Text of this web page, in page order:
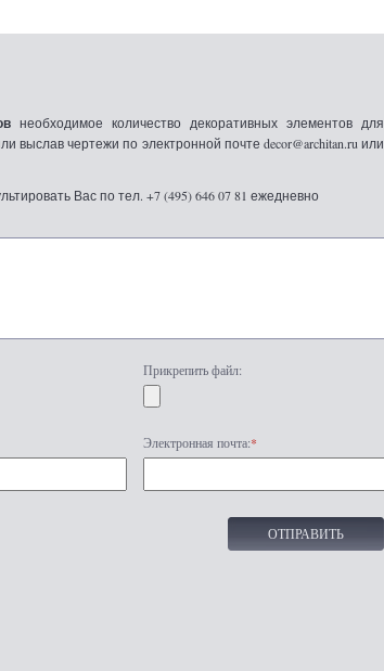
необходимое количество декоративных элементов для
чертежи по электронной почте decor@architan.ru или
Вас по тел. +7 (495) 646 07 81 ежедневно
Прикрепить файл:
Электронная почта:*